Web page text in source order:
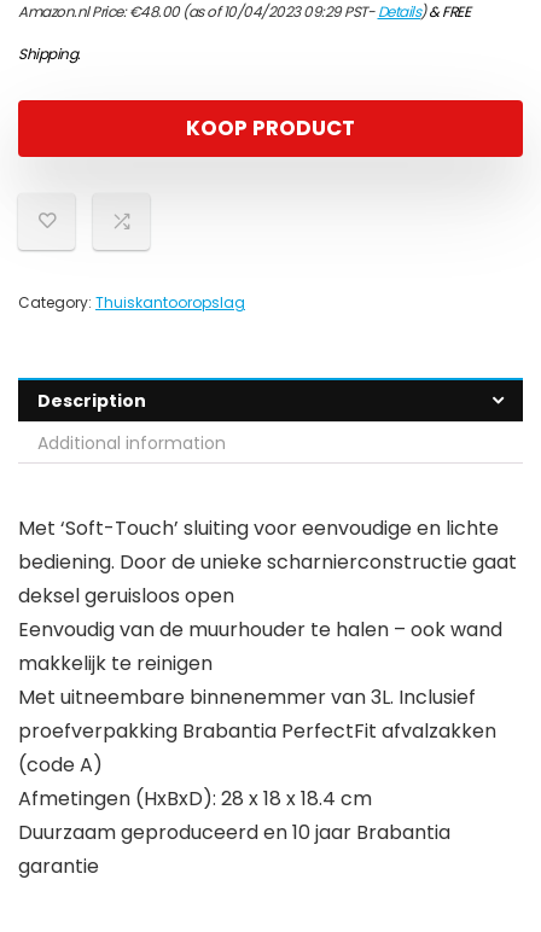
Amazon.nl Price:€48.00(as of 10/04/2023 09:29 PST-Details)&FREE
Shipping.
KOOP PRODUCT
Category: Thuiskantooropslag
Description
Additional information
Met ‘Soft-Touch’ sluiting voor eenvoudige en lichte
bediening. Door de unieke scharnierconstructie gaat
deksel geruisloos open
Eenvoudig van de muurhouder te halen – ook wand
makkelijk te reinigen
Met uitneembare binnenemmer van 3L. Inclusief
proefverpakking Brabantia PerfectFit afvalzakken
(code A)
Afmetingen (HxBxD): 28 x 18 x 18.4 cm
Duurzaam geproduceerd en 10 jaar Brabantia
garantie